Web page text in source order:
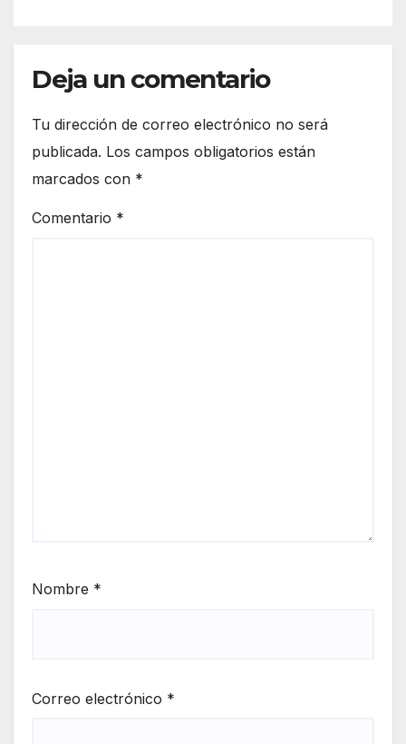
Deja un comentario
Tu dirección de correo electrónico no será
publicada. Los campos obligatorios están
marcados con *
Comentario *
Nombre *
Correo electrónico *